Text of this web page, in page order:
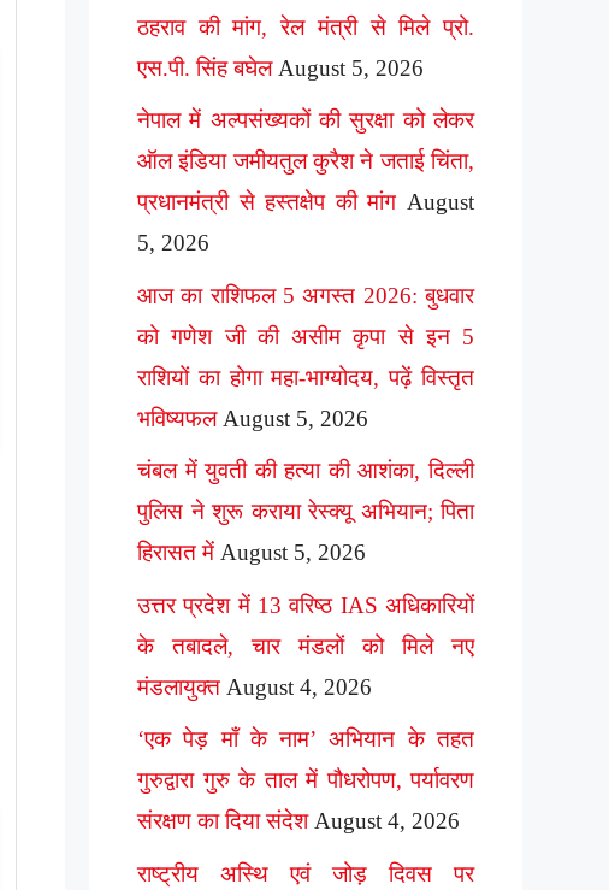
ठहराव की मांग, रेल मंत्री से मिले प्रो.
एस.पी. सिंह बघेल August 5, 2026
नेपाल में अल्पसंख्यकों की सुरक्षा को लेकर
ऑल इंडिया जमीयतुल कुरैश ने जताई चिंता,
प्रधानमंत्री से हस्तक्षेप की मांग August
5, 2026
आज का राशिफल 5 अगस्त 2026: बुधवार
को गणेश जी की असीम कृपा से इन 5
राशियों का होगा महा-भाग्योदय, पढ़ें विस्तृत
भविष्यफल August 5, 2026
चंबल में युवती की हत्या की आशंका, दिल्ली
पुलिस ने शुरू कराया रेस्क्यू अभियान; पिता
हिरासत में August 5, 2026
उत्तर प्रदेश में 13 वरिष्ठ IAS अधिकारियों
के तबादले, चार मंडलों को मिले नए
मंडलायुक्त August 4, 2026
‘एक पेड़ माँ के नाम’ अभियान के तहत
गुरुद्वारा गुरु के ताल में पौधरोपण, पर्यावरण
संरक्षण का दिया संदेश August 4, 2026
राष्ट्रीय अस्थि एवं जोड़ दिवस पर